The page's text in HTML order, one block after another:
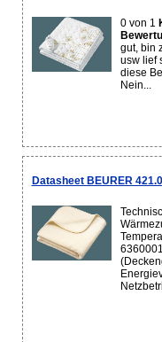
0 von 1
gut, bin
usw lief
diese
Nein...
Datasheet BEURER